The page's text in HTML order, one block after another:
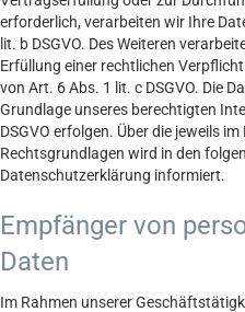
erforderlich, verarbeiten wir Ihre
lit. b DSGVO. Des Weiteren
Erfüllung einer rechtlichen
von Art. 6 Abs. 1 lit. c DSGVO. Die
Grundlage unseres berechtigten
DSGVO erfolgen. Über die jeweils
Rechtsgrundlagen wird in den
Datenschutzerklärung informiert.
Empfänger von
Daten
Im Rahmen unserer